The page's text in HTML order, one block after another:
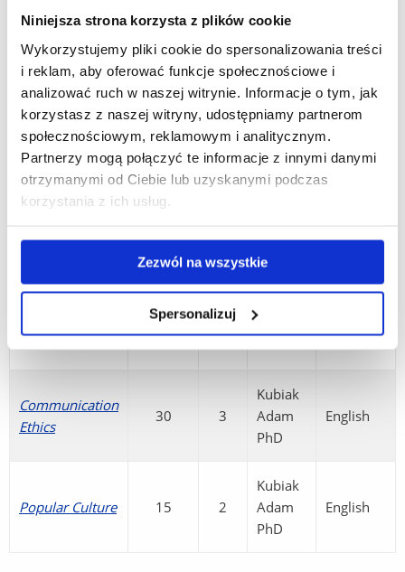
Niniejsza strona korzysta z plików cookie
Wykorzystujemy pliki cookie do spersonalizowania treści
i reklam, aby oferować funkcje społecznościowe i
analizować ruch w naszej witrynie. Informacje o tym, jak
korzystasz z naszej witryny, udostępniamy partnerom
społecznościowym, reklamowym i analitycznym.
Partnerzy mogą połączyć te informacje z innymi danymi
otrzymanymi od Ciebie lub uzyskanymi podczas
korzystania z ich usług.
Zezwól na wszystkie
Spersonalizuj
contemporary
narratives in
media and
social life
15 2
Adam
PhD
Summer semester 2025/2026
Number
of
hours
ECTS
Communication
Ethics
30 3
Kubiak
Adam
PhD
English
Popular Culture 15 2
Kubiak
Adam
PhD
English